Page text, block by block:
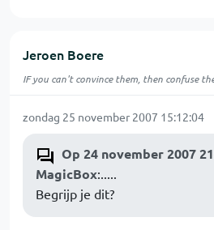
Jeroen Boere
IF you can't convince them, then confuse
zondag 25 november 2007 15:12:04
Op 24 november 2007
MagicBox:.....
Begrijp je dit?